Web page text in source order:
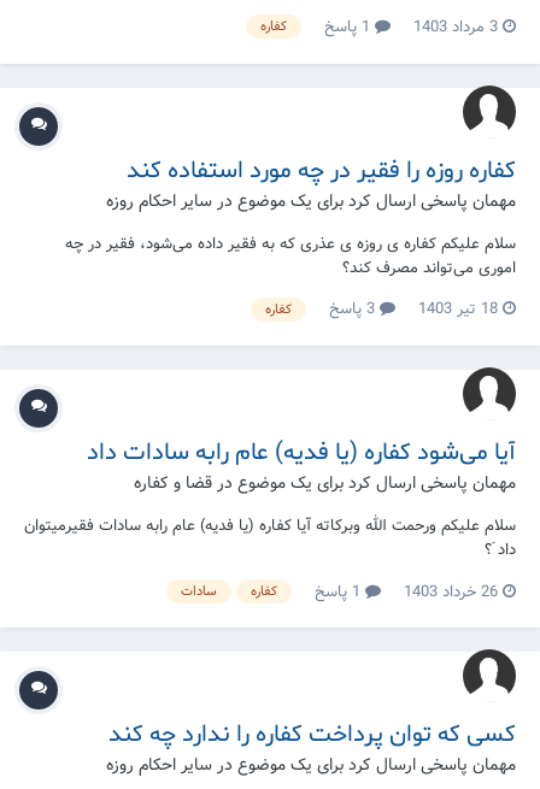
3 مرداد 1403
کفاره
کفاره روزه را فقیر در چه مورد استفاده کند
مهمان پاسخی ارسال کرد برای یک موضوع در سایر احکام روزه
سلام علیکم کفاره ی روزه ی عذری که به فقیر داده می‌شود، فقیر در چه
اموری می‌تواند مصرف کند؟
18 تیر 1403
کفاره
آیا می‌شود کفاره (یا فدیه) عام رابه سادات داد
مهمان پاسخی ارسال کرد برای یک موضوع در قضا و کفاره
سلام علیکم ورحمت الله وبرکاته آیا کفاره (یا فدیه) عام رابه سادات فقیرمیتوان
داد َ؟
26 خرداد 1403
کفاره سادات
کسی که توان پرداخت کفاره را ندارد چه کند
مهمان پاسخی ارسال کرد برای یک موضوع در سایر احکام روزه